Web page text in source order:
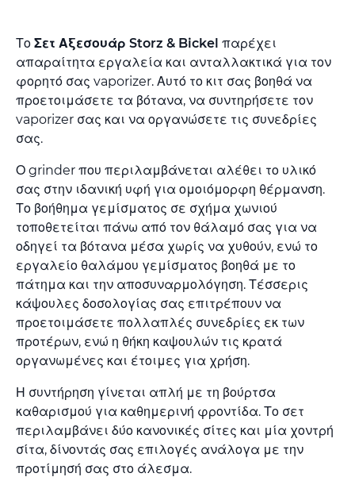
Το Σετ Αξεσουάρ Storz & Bickel παρέχει
απαραίτητα εργαλεία και ανταλλακτικά για τον
φορητό σας vaporizer. Αυτό το κιτ σας βοηθά να
προετοιμάσετε τα βότανα, να συντηρήσετε τον
vaporizer σας και να οργανώσετε τις συνεδρίες
σας.
Ο grinder που περιλαμβάνεται αλέθει το υλικό
σας στην ιδανική υφή για ομοιόμορφη θέρμανση.
Το βοήθημα γεμίσματος σε σχήμα χωνιού
τοποθετείται πάνω από τον θάλαμό σας για να
οδηγεί τα βότανα μέσα χωρίς να χυθούν, ενώ το
εργαλείο θαλάμου γεμίσματος βοηθά με το
πάτημα και την αποσυναρμολόγηση. Τέσσερις
κάψουλες δοσολογίας σας επιτρέπουν να
προετοιμάσετε πολλαπλές συνεδρίες εκ των
προτέρων, ενώ η θήκη καψουλών τις κρατά
οργανωμένες και έτοιμες για χρήση.
Η συντήρηση γίνεται απλή με τη βούρτσα
καθαρισμού για καθημερινή φροντίδα. Το σετ
περιλαμβάνει δύο κανονικές σίτες και μία χοντρή
σίτα, δίνοντάς σας επιλογές ανάλογα με την
προτίμησή σας στο άλεσμα.